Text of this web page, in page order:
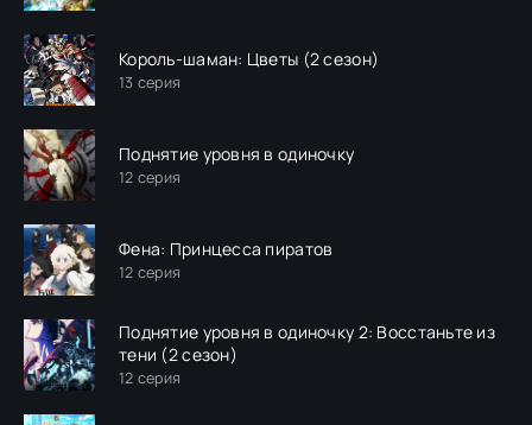
Король-шаман: Цветы (2 сезон)
13 серия
Поднятие уровня в одиночку
12 серия
Фена: Принцесса пиратов
12 серия
Поднятие уровня в одиночку 2: Восстаньте из
тени (2 сезон)
12 серия